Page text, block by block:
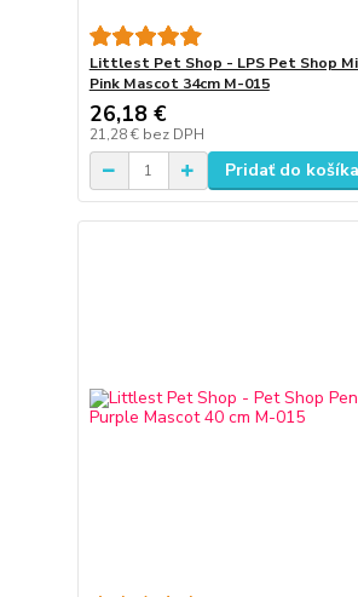
Littlest Pet Shop - LPS Pet Shop
Pink Mascot 34cm M-015
26,18 €
21,28 € bez DPH
Pridať do košíka